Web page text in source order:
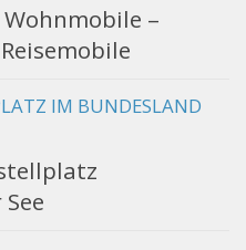
–
IM BUNDESLAND